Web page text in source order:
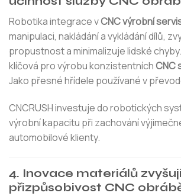
Robotika integrace vCNC výrobní
manipulaci, nakládání a vykládání dílů,
propustnost a minimalizuje lidské
klíčová pro výrobu konzistentníchCNC
Jako přesné hřídele používané v
CNCRUSH investuje do robotických
výrobní kapacitu při zachování
automobilové klienty.
4. Inovace materiálů
přizpůsobivost CNC